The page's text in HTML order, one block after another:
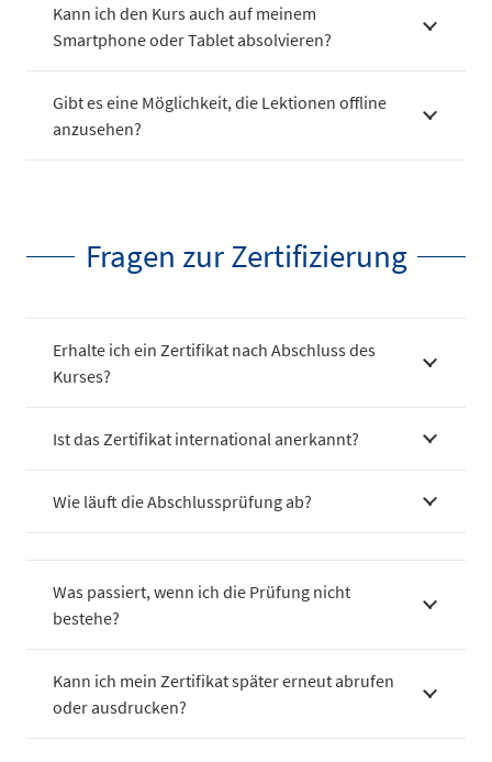
Kann ich den Kurs auch auf meinem
Smartphone oder Tablet absolvieren?
Gibt es eine Möglichkeit, die Lektionen offline
anzusehen?
Fragen zur Zertifizierung
Erhalte ich ein Zertifikat nach Abschluss des
Kurses?
Ist das Zertifikat international anerkannt?
Wie läuft die Abschlussprüfung ab?
Was passiert, wenn ich die Prüfung nicht
bestehe?
Kann ich mein Zertifikat später erneut abrufen
oder ausdrucken?